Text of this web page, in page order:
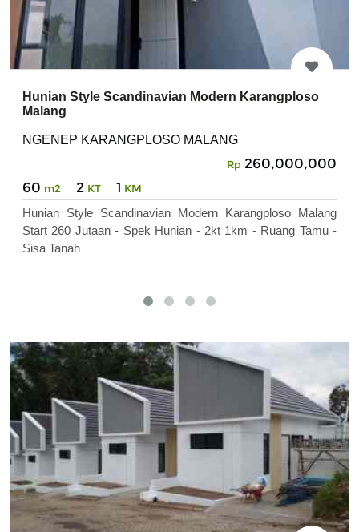
Hunian Style Scandinavian Modern Karangploso
Malang
NGENEP KARANGPLOSO MALANG
Rp 260,000,000
60 m2 2 KT 1 KM
Hunian Style Scandinavian Modern Karangploso Malang
Start 260 Jutaan - Spek Hunian - 2kt 1km - Ruang Tamu -
Sisa Tanah